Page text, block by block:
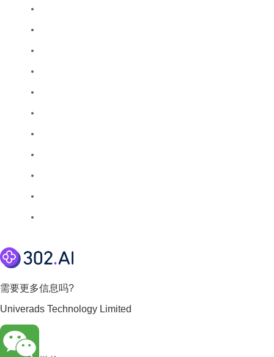
需要更多信息吗?
Univerads Technology Limited